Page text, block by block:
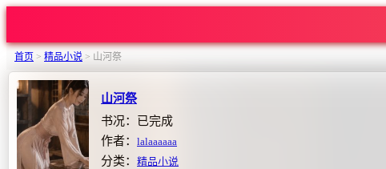
首页 > 精品小说 > 山河祭
山河祭
书况：已完成
作者： lalaaaaaa
分类： 精品小说